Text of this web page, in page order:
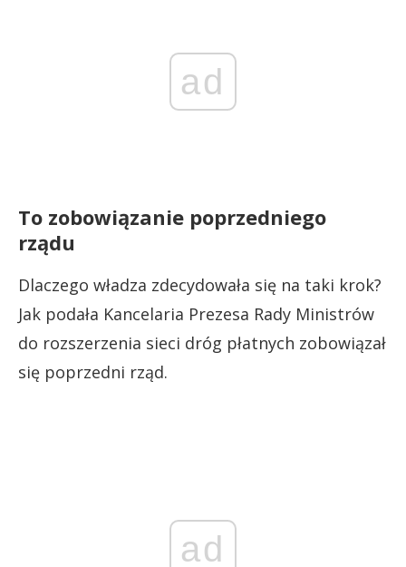
ad
To zobowiązanie poprzedniego
rządu
Dlaczego władza zdecydowała się na taki krok?
Jak podała Kancelaria Prezesa Rady Ministrów
do rozszerzenia sieci dróg płatnych zobowiązał
się poprzedni rząd.
ad